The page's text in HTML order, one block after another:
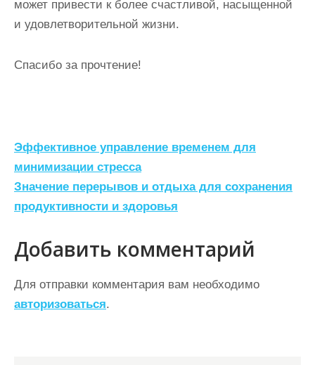
может привести к более счастливой, насыщенной
и удовлетворительной жизни.
Спасибо за прочтение!
Н
а
в
и
г
а
ц
и
Эффективное управление временем для
минимизации стресса
Значение перерывов и отдыха для сохранения
продуктивности и здоровья
Добавить комментарий
Для отправки комментария вам необходимо
авторизоваться.